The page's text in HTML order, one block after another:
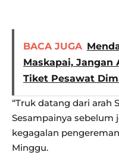
BACA JUGA
Maskapai,
Tiket Pesawat
“Truk datang dari arah
Sesampainya
kegagalan
Minggu.